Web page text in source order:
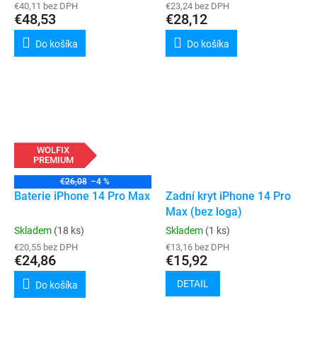
€40,11 bez DPH
€48,53
Do košíka
€23,24 bez DPH
€28,12
Do košíka
WOLFIX
PREMIUM
€26,08 –4 %
Baterie iPhone 14 Pro Max
Skladem (18 ks)
€20,55 bez DPH
€24,86
Do košíka
Zadní kryt iPhone 14 Pro
Max (bez loga)
Skladem (1 ks)
€13,16 bez DPH
€15,92
DETAIL